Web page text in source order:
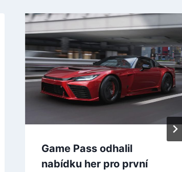
Game Pass odhalil
nabídku her pro první